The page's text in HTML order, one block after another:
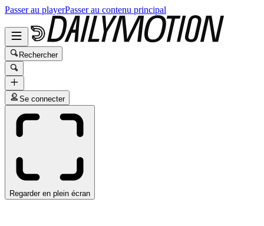
Passer au playerPasser au contenu principal
Rechercher
Se connecter
Regarder en plein écran